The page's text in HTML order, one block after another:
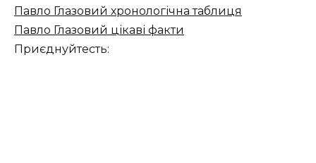
Павло Глазовий хронологічна таблиця
Павло Глазовий цікаві факти
Приєднуйтесть: